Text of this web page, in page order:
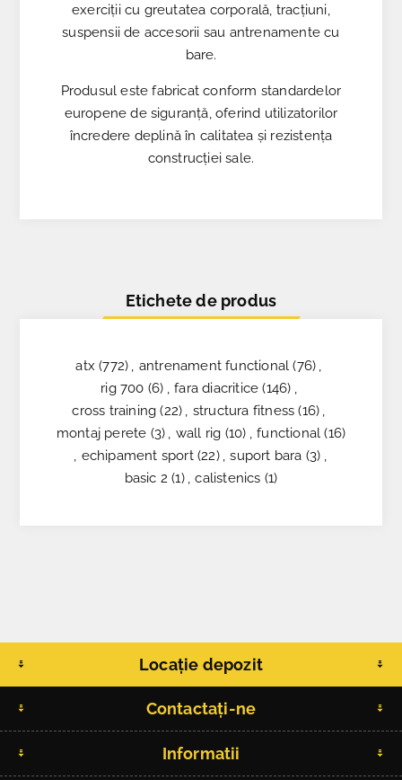
exerciții cu greutatea corporală, tracțiuni,
suspensii de accesorii sau antrenamente cu
bare.
Produsul este fabricat conform standardelor
europene de siguranță, oferind utilizatorilor
încredere deplină în calitatea și rezistența
construcției sale.
Etichete de produs
atx (772) , antrenament functional (76) ,
rig 700 (6) , fara diacritice (146) ,
cross training (22) , structura fitness (16) ,
montaj perete (3) , wall rig (10) , functional (16)
, echipament sport (22) , suport bara (3) ,
basic 2 (1) , calistenics (1)
Locație depozit
Contactați-ne
Informatii